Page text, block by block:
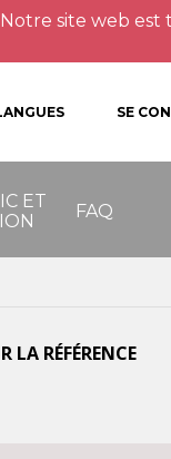
site web
SE
ET
FAQ
LA RÉFÉRENCE